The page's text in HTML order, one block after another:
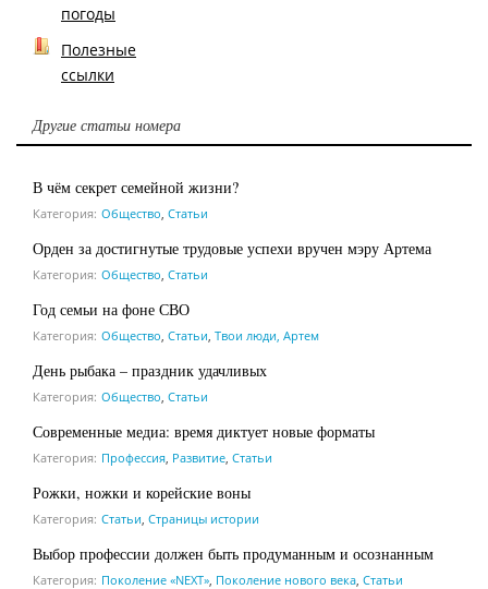
погоды
Полезные
ссылки
Другие статьи номера
В чём секрет семейной жизни?
Категория: Общество Статьи
Орден за достигнутые трудовые успехи вручен мэру Артема
Категория: Общество Статьи
Год семьи на фоне СВО
Категория: Общество Статьи Твои люди, Артем
День рыбака – праздник удачливых
Категория: Общество Статьи
Современные медиа: время диктует новые форматы
Категория: Профессия Развитие Статьи
Рожки, ножки и корейские воны
Категория: Статьи Страницы истории
Выбор профессии должен быть продуманным и осознанным
Категория: Поколение «NEXT» Поколение нового века Статьи